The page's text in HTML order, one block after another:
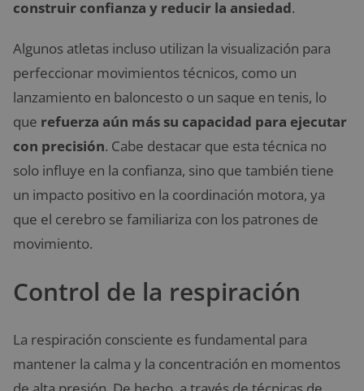
construir confianza y reducir la ansiedad.
Algunos atletas incluso utilizan la visualización para
perfeccionar movimientos técnicos, como un
lanzamiento en baloncesto o un saque en tenis, lo
que refuerza aún más su capacidad para ejecutar
con precisión. Cabe destacar que esta técnica no
solo influye en la confianza, sino que también tiene
un impacto positivo en la coordinación motora, ya
que el cerebro se familiariza con los patrones de
movimiento.
Control de la respiración
La respiración consciente es fundamental para
mantener la calma y la concentración en momentos